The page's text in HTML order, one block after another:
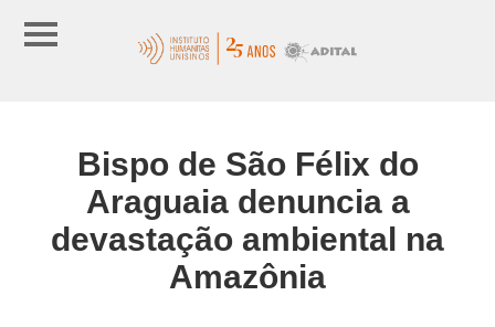
Bispo de São Félix do
Araguaia denuncia a
devastação ambiental na
Amazônia